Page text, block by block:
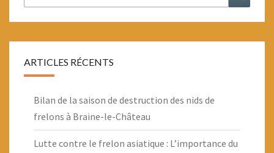
ARTICLES RÉCENTS
Bilan de la saison de destruction des nids de
frelons à Braine-le-Château
Lutte contre le frelon asiatique : L’importance du